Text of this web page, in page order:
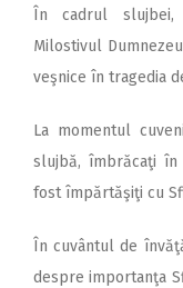
În cadrul
Milostivul
veşnice în tragedia
La momentul
slujbă, îmbrăcaţi
fost împărtăşiţi cu
În cuvântul de
despre importanţa